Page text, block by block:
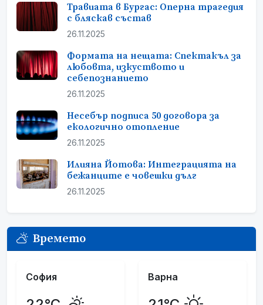
Травиата в Бургас: Оперна трагедия
с бляскав състав
26.11.2025
Формата на нещата: Спектакъл за
любовта, изкуството и
себепознанието
26.11.2025
Несебър подписа 50 договора за
екологично отопление
26.11.2025
Илияна Йотова: Интеграцията на
бежанците е човешки дълг
26.11.2025
Времето
София Варна